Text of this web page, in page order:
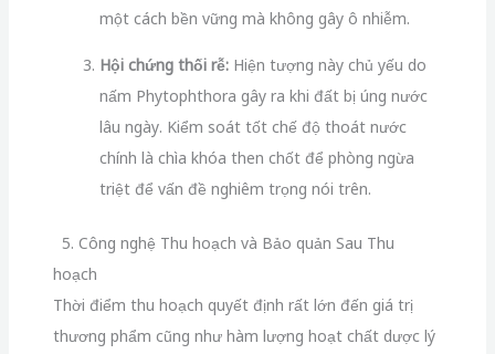
một cách bền vững mà không gây ô nhiễm.
Hội chứng thối rễ:Hiện tượng này chủ yếu do
nấm Phytophthora gây ra khi đất bị úng nước
lâu ngày. Kiểm soát tốt chế độ thoát nước
chính là chìa khóa then chốt để phòng ngừa
triệt để vấn đề nghiêm trọng nói trên.
5. Công nghệ Thu hoạch và Bảo quản Sau Thu
hoạch
Thời điểm thu hoạch quyết định rất lớn đến giá trị
thương phẩm cũng như hàm lượng hoạt chất dược lý